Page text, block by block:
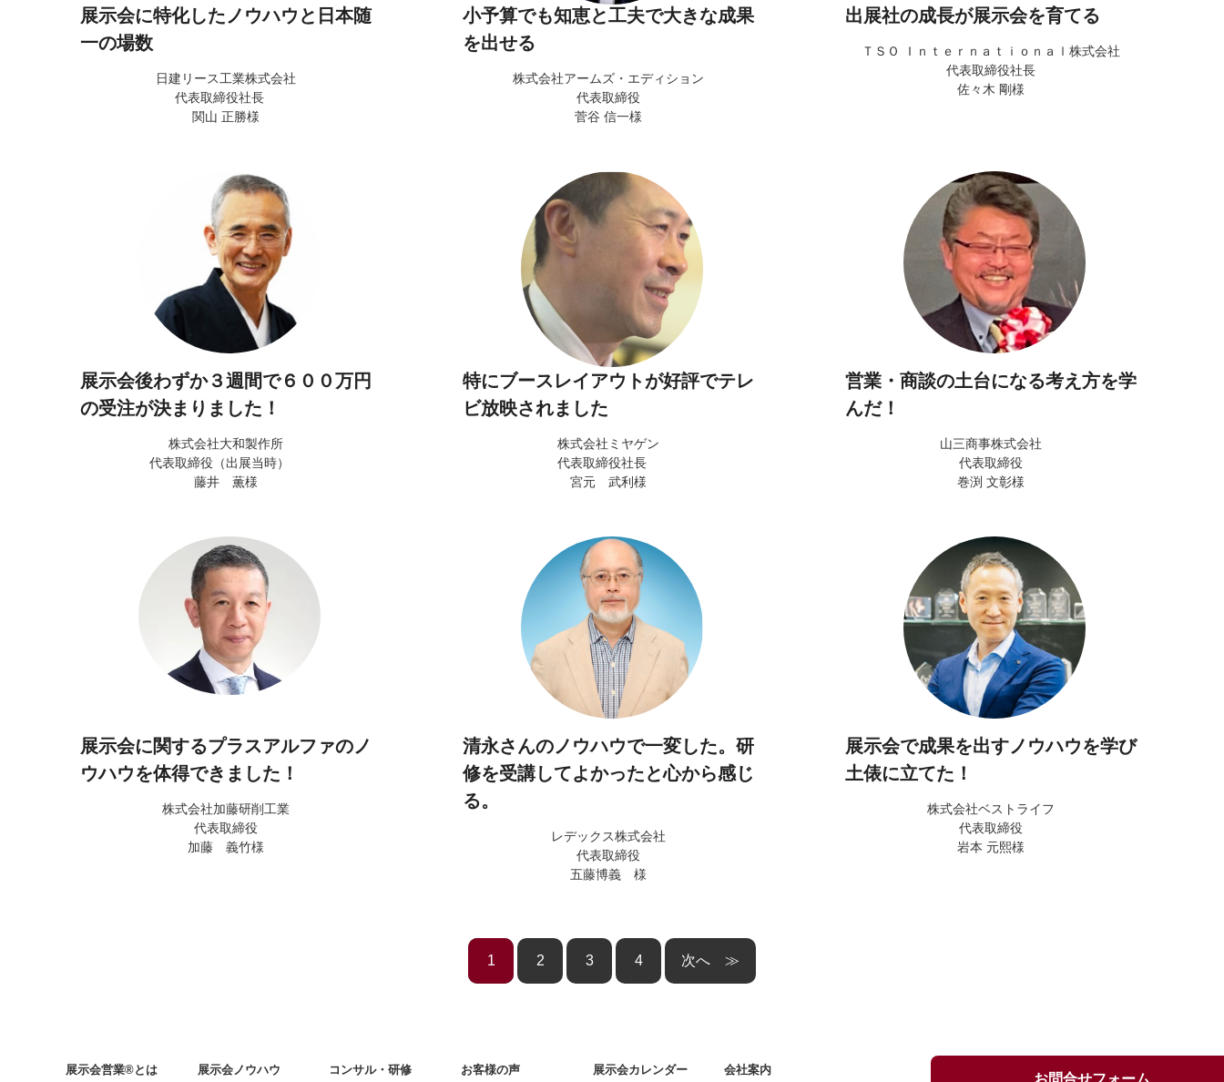
展示会に特化したノウハウと日本随
一の場数
日建リース工業株式会社
代表取締役社長
関山 正勝様
小予算でも知恵と工夫で大きな成果
を出せる
株式会社アームズ・エディション
代表取締役
菅谷 信一様
出展社の成長が展示会を育てる
ＴＳＯ Ｉｎｔｅｒｎａｔｉｏｎａｌ株式会社
代表取締役社長
佐々木 剛様
展示会後わずか３週間で６００万円
の受注が決まりました！
株式会社大和製作所
代表取締役（出展当時）
藤井 薫様
特にブースレイアウトが好評でテレ
ビ放映されました
株式会社ミヤゲン
代表取締役社長
宮元 武利様
営業・商談の土台になる考え方を学
んだ！
山三商事株式会社
代表取締役
巻渕 文彰様
展示会に関するプラスアルファのノ
ウハウを体得できました！
株式会社加藤研削工業
代表取締役
加藤 義竹様
清永さんのノウハウで一変した。研
修を受講してよかったと心から感じ
る。
レデックス株式会社
代表取締役
五藤博義 様
展示会で成果を出すノウハウを学び
土俵に立てた！
株式会社ベストライフ
代表取締役
岩本 元熙様
1 2 3 4 ≫
展示会営業®とは 展示会ノウハウ コンサル・研修 お客様の声 展示会カレンダー 会社案内